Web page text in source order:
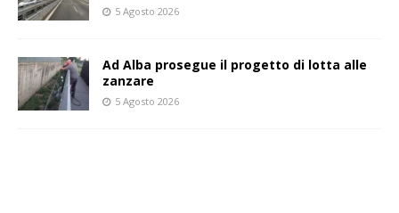
5 Agosto 2026
Ad Alba prosegue il progetto di lotta alle
zanzare
5 Agosto 2026